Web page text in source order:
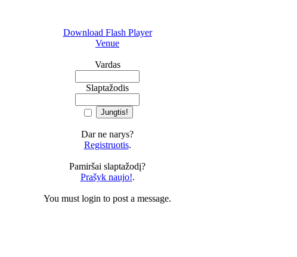
Download Flash Player
Venue
Vardas
Slaptažodis
Dar ne narys?
Registruotis.
Pamiršai slaptažodį?
Prašyk naujo!.
You must login to post a message.